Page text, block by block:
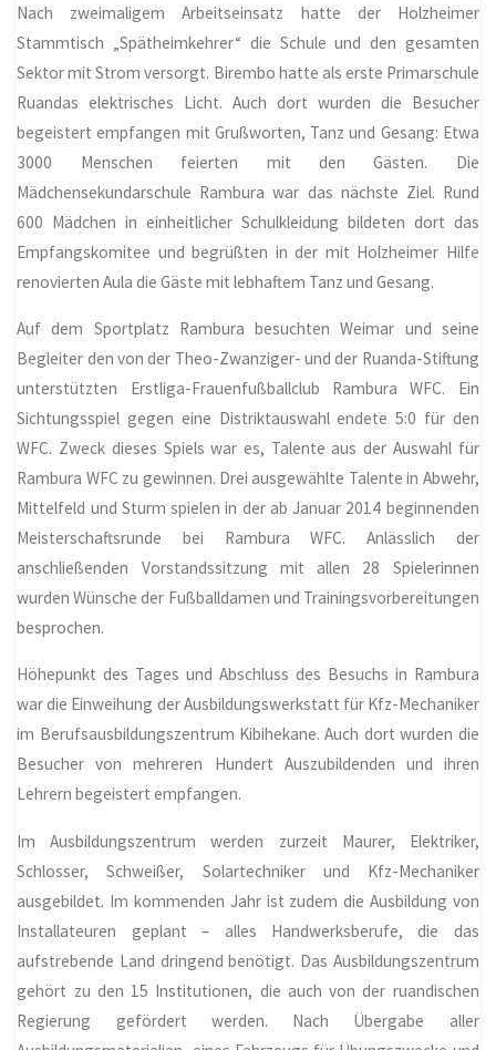
Nach zweimaligem Arbeitseinsatz hatte der Holzheimer
Stammtisch „Spätheimkehrer“ die Schule und den gesamten
Sektor mit Strom versorgt. Birembo hatte als erste Primarschule
Ruandas elektrisches Licht. Auch dort wurden die Besucher
begeistert empfangen mit Grußworten, Tanz und Gesang: Etwa
3000 Menschen feierten mit den Gästen. Die
Mädchensekundarschule Rambura war das nächste Ziel. Rund
600 Mädchen in einheitlicher Schulkleidung bildeten dort das
Empfangskomitee und begrüßten in der mit Holzheimer Hilfe
renovierten Aula die Gäste mit lebhaftem Tanz und Gesang.
Auf dem Sportplatz Rambura besuchten Weimar und seine
Begleiter den von der Theo-Zwanziger- und der Ruanda-Stiftung
unterstützten Erstliga-Frauenfußballclub Rambura WFC. Ein
Sichtungsspiel gegen eine Distriktauswahl endete 5:0 für den
WFC. Zweck dieses Spiels war es, Talente aus der Auswahl für
Rambura WFC zu gewinnen. Drei ausgewählte Talente in Abwehr,
Mittelfeld und Sturm spielen in der ab Januar 2014 beginnenden
Meisterschaftsrunde bei Rambura WFC. Anlässlich der
anschließenden Vorstandssitzung mit allen 28 Spielerinnen
wurden Wünsche der Fußballdamen und Trainingsvorbereitungen
besprochen.
Höhepunkt des Tages und Abschluss des Besuchs in Rambura
war die Einweihung der Ausbildungswerkstatt für Kfz-Mechaniker
im Berufsausbildungszentrum Kibihekane. Auch dort wurden die
Besucher von mehreren Hundert Auszubildenden und ihren
Lehrern begeistert empfangen.
Im Ausbildungszentrum werden zurzeit Maurer, Elektriker,
Schlosser, Schweißer, Solartechniker und Kfz-Mechaniker
ausgebildet. Im kommenden Jahr ist zudem die Ausbildung von
Installateuren geplant – alles Handwerksberufe, die das
aufstrebende Land dringend benötigt. Das Ausbildungszentrum
gehört zu den 15 Institutionen, die auch von der ruandischen
Regierung gefördert werden. Nach Übergabe aller